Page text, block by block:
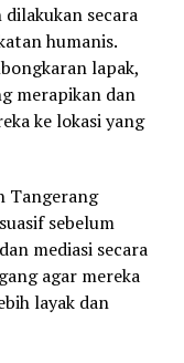
secara
humanis.
lapak,
merapikan dan
ke lokasi yang
Tangerang
sebelum
mediasi secara
agar mereka
layak dan